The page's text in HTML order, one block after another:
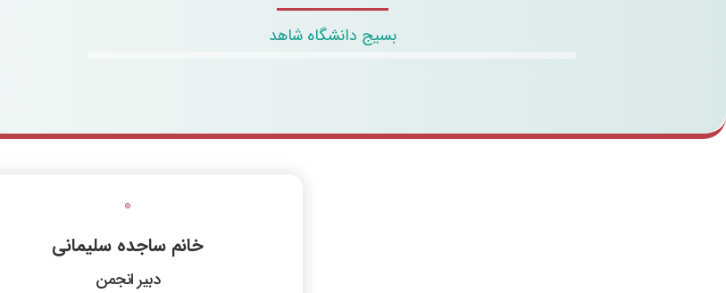
بسیج دانشگاه شاهد
خانم ساجده سلیمانی
دبیر انجمن